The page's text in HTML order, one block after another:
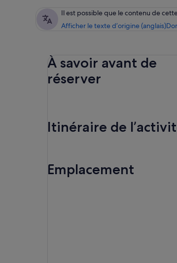
Il est possible que le contenu de
Afficher le texte d’origine (anglais)
À savoir avant de
réserver
Itinéraire de
Emplacement